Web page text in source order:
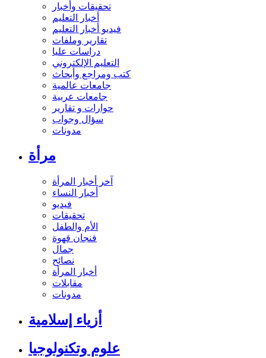
تحقيقات وأخبار
أخبار التعليم
فيديو أخبار التعليم
تقارير وملفات
دراسات عليا
التعليم الإلكتروني
كتب ومراجع وأبحاث
جامعات عالمية
جامعات عربية
حوارات و تقارير
سؤال وجواب
مدونات
مرأة
آخر أخبار المرأة
أخبار النساء
فيديو
تحقيقات
الأم والطفل
فنجان قهوة
جمال
نصائح
أخبار المرأة
مقابلات
مدونات
أزياء إسلامية
علوم وتكنولوجيا